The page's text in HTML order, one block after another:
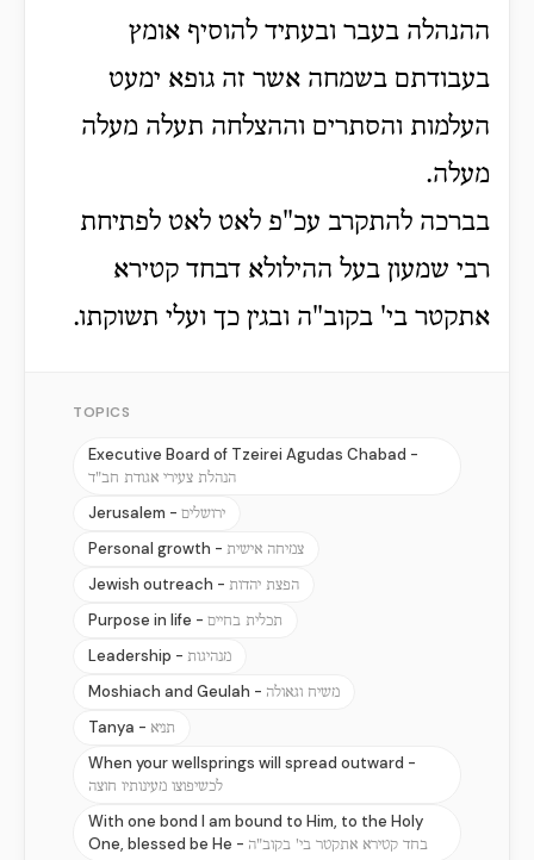
ההנהלה בעבר ובעתיד להוסיף אומץ
בעבודתם בשמחה אשר זה גופא ימעט
העלמות והסתרים וההצלחה תעלה מעלה
מעלה.
בברכה להתקרב עכ"פ לאט לאט לפתיחת
רבי שמעון בעל ההילולא דבחד קטירא
אתקטר בי' בקוב"ה ובגין כך ועלי תשוקתו.
TOPICS
Executive Board of Tzeirei Agudas Chabad -
הנהלת צעירי אגודת חב"ד
Jerusalem - ירושלים
Personal growth - צמיחה אישית
Jewish outreach - הפצת יהדות
Purpose in life - תכלית בחיים
Leadership - מנהיגות
Moshiach and Geulah - משיח וגאולה
Tanya - תניא
When your wellsprings will spread outward -
לכשיפוצו מעינותיו חוצה
With one bond I am bound to Him, to the Holy
One, blessed be He - בחד קטירא אתקטר בי' בקוב"ה